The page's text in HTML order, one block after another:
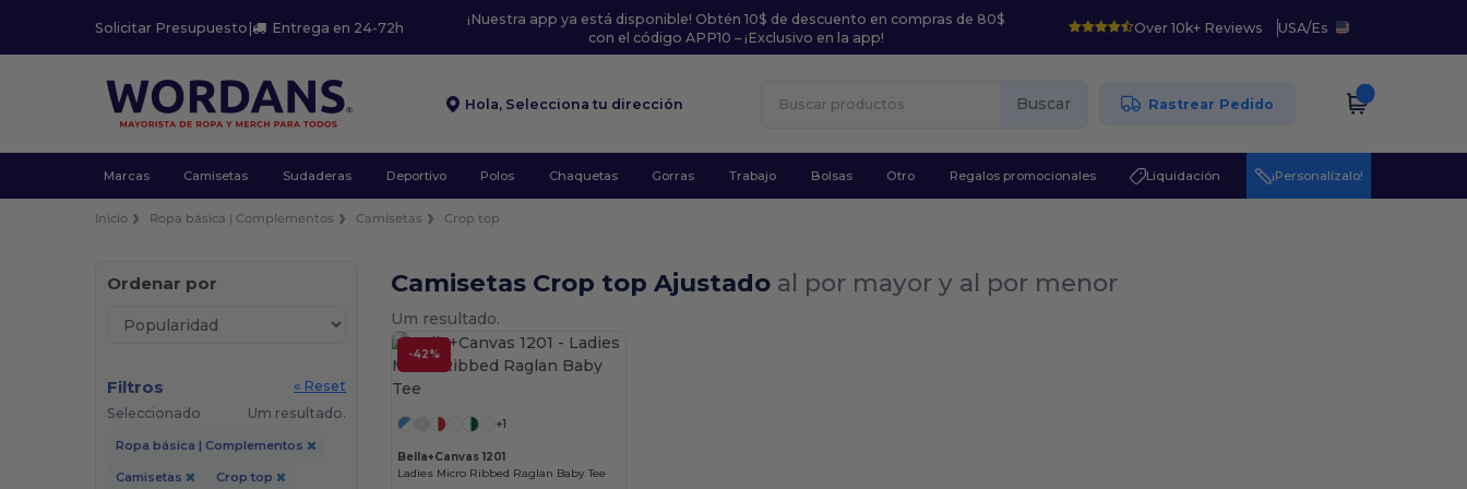
Solicitar Presupuesto | Entrega en 24-72h
¡Nuestra app ya está disponible! Obtén 10$ de descuento en compras de 80$
con el código APP10 – ¡Exclusivo en la app!
Over 10k+ Reviews USA/Es
Hola, Selecciona tu dirección Buscar Rastrear Pedido
Marcas Camisetas Sudaderas Deportivo Polos Chaquetas Gorras Trabajo Bolsas Otro Regalos promocionales Liquidación ¡Personalízalo!
Inicio Ropa básica | Complementos Camisetas Crop top
Ordenar por
Filtros
« Reset
Seleccionado
Um resultado.
Ropa básica | Complementos
Camisetas Crop top
Camisetas Crop top Ajustado al por mayor y al por menor
Um resultado.
-42%
¡Personalízalo!
+1
Bella+Canvas 1201
Ladies Micro Ribbed Raglan Baby Tee